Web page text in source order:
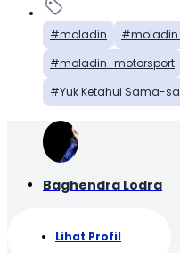
moladin moladin
moladin_motorsport
Yuk Ketahui Sama-
Baghendra Lodra
Lihat Profil